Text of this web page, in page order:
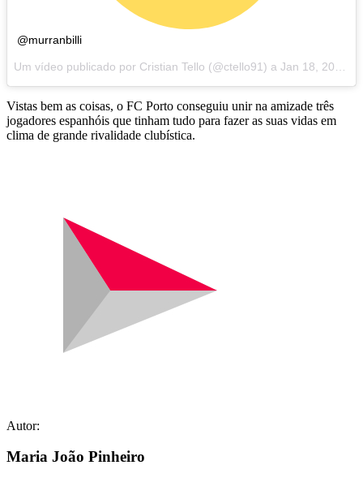
@murranbilli
Um vídeo publicado por Cristian Tello (@ctello91) a Jan 18, 2017 às 10:21 PST
Vistas bem as coisas, o FC Porto conseguiu unir na amizade três
jogadores espanhóis que tinham tudo para fazer as suas vidas em
clima de grande rivalidade clubística.
Autor:
Maria João Pinheiro